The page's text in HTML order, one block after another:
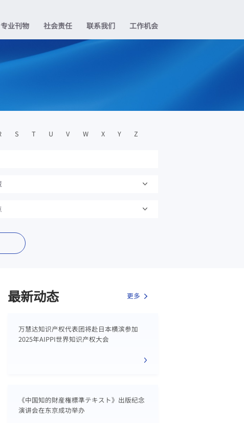
专业刊物 社会责任 联系我们 工作机会
S T U V W X Y Z
最新动态 更多
万慧达知识产权代表团将赴日本横滨参加
2025年AIPPI世界知识产权大会
《中国知的財産権標準テキスト》出版纪念
演讲会在东京成功举办